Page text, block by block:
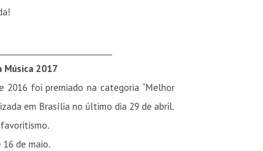
Música 2017
2016 foi premiado na categoria “Melhor
em Brasília no último dia 29 de abril.
de maio.